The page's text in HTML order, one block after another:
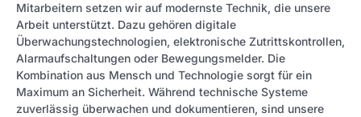
Mitarbeitern setzen wir auf modernste Technik, die unsere
Arbeit unterstützt. Dazu gehören digitale
Überwachungstechnologien, elektronische Zutrittskontrollen,
Alarmaufschaltungen oder Bewegungsmelder. Die
Kombination aus Mensch und Technologie sorgt für ein
Maximum an Sicherheit. Während technische Systeme
zuverlässig überwachen und dokumentieren, sind unsere